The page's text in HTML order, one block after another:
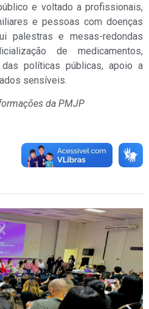
e voltado a profissionais,
e pessoas com doenças
palestras e mesas-redondas
de medicamentos,
das políticas públicas, apoio a
sensíveis.
da PMJP